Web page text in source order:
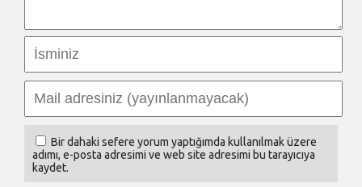
Bir dahaki sefere yorum yaptığımda kullanılmak üzere
adımı, e-posta adresimi ve web site adresimi bu tarayıcıya
kaydet.